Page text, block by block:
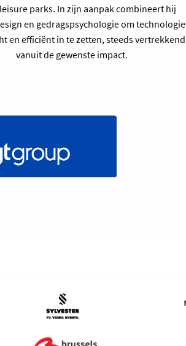
parks. In zijn aanpak combineert hij
en gedragspsychologie om technologie
en efficiënt in te zetten, steeds vertrekkend
vanuit de gewenste impact.